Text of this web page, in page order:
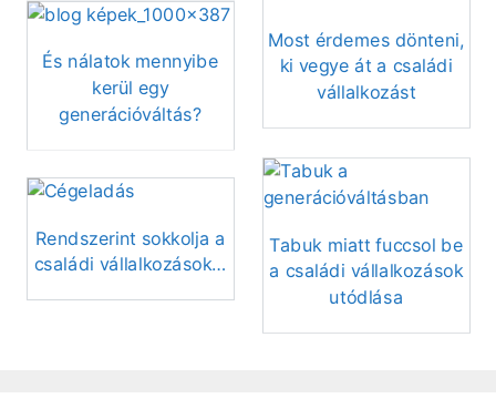
És nálatok mennyibe
kerül egy
generációváltás?
Rendszerint sokkolja a
családi vállalkozások…
Most érdemes dönteni,
ki vegye át a családi
vállalkozást
Tabuk miatt fuccsol be
a családi vállalkozások
utódlása